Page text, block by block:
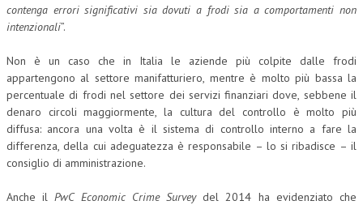
contenga errori significativi sia dovuti a frodi sia a comportamenti non
intenzionali”.
Non è un caso che in Italia le aziende più colpite dalle frodi
appartengono al settore manifatturiero, mentre è molto più bassa la
percentuale di frodi nel settore dei servizi finanziari dove, sebbene il
denaro circoli maggiormente, la cultura del controllo è molto più
diffusa: ancora una volta è il sistema di controllo interno a fare la
differenza, della cui adeguatezza è responsabile – lo si ribadisce – il
consiglio di amministrazione.
Anche ilPwC Economic Crime Surveydel 2014 ha evidenziato che